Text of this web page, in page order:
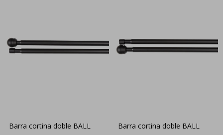
Barra cortina doble BALL
Barra cortina doble BALL